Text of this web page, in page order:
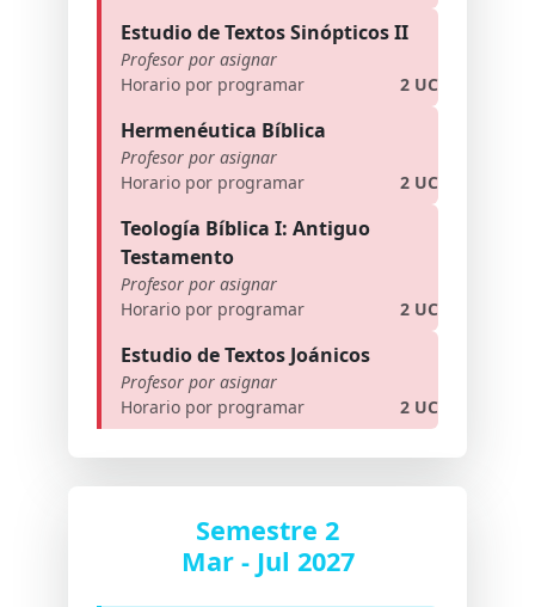
Estudio de Textos Sinópticos II
Profesor por asignar
Horario por programar
2 UC
Hermenéutica Bíblica
Profesor por asignar
Horario por programar
2 UC
Teología Bíblica I: Antiguo
Testamento
Profesor por asignar
Horario por programar
2 UC
Estudio de Textos Joánicos
Profesor por asignar
Horario por programar
2 UC
Semestre 2
Mar - Jul 2027